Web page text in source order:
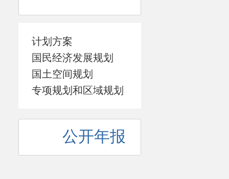
计划方案
国民经济发展规划
国土空间规划
专项规划和区域规划
公开年报